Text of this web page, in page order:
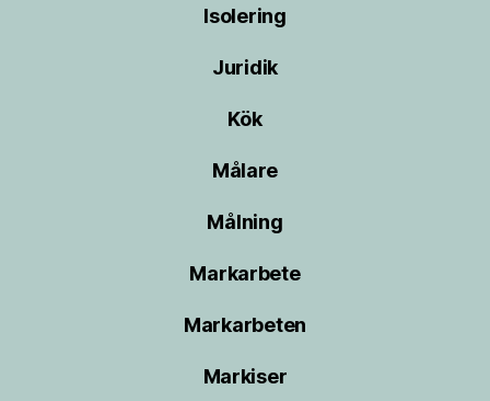
Isolering
Juridik
Kök
Målare
Målning
Markarbete
Markarbeten
Markiser